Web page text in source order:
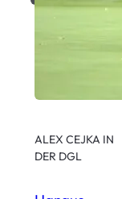
ALEX CEJKA IN
DER DGL